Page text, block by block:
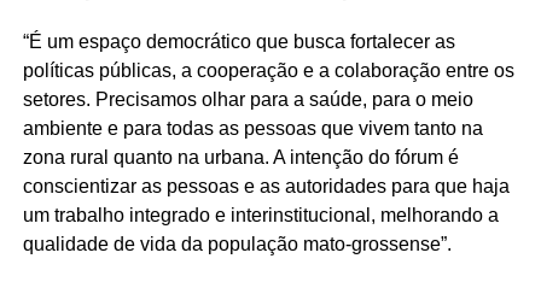
“É um espaço democrático que busca fortalecer as
políticas públicas, a cooperação e a colaboração entre os
setores. Precisamos olhar para a saúde, para o meio
ambiente e para todas as pessoas que vivem tanto na
zona rural quanto na urbana. A intenção do fórum é
conscientizar as pessoas e as autoridades para que haja
um trabalho integrado e interinstitucional, melhorando a
qualidade de vida da população mato-grossense”.